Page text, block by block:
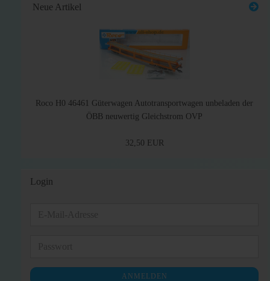
Neue Artikel
Roco H0 46461 Güterwagen Autotransportwagen unbeladen der
ÖBB neuwertig Gleichstrom OVP
32,50 EUR
Login
ANMELDEN